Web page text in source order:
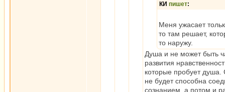
КИ пишет:
Меня ужасает
то там решает,
то наружу.
Душа и не может быть
развития
которые пробует душа.
не будет способна
сознанием, а потом и